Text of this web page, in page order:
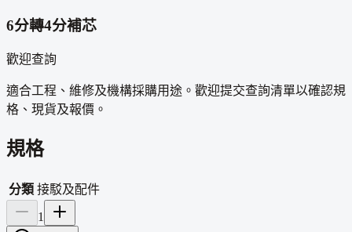
6分轉4分補芯
歡迎查詢
適合工程、維修及機構採購用途。歡迎提交查詢清單以確認規
格、現貨及報價。
規格
分類 接駁及配件
1